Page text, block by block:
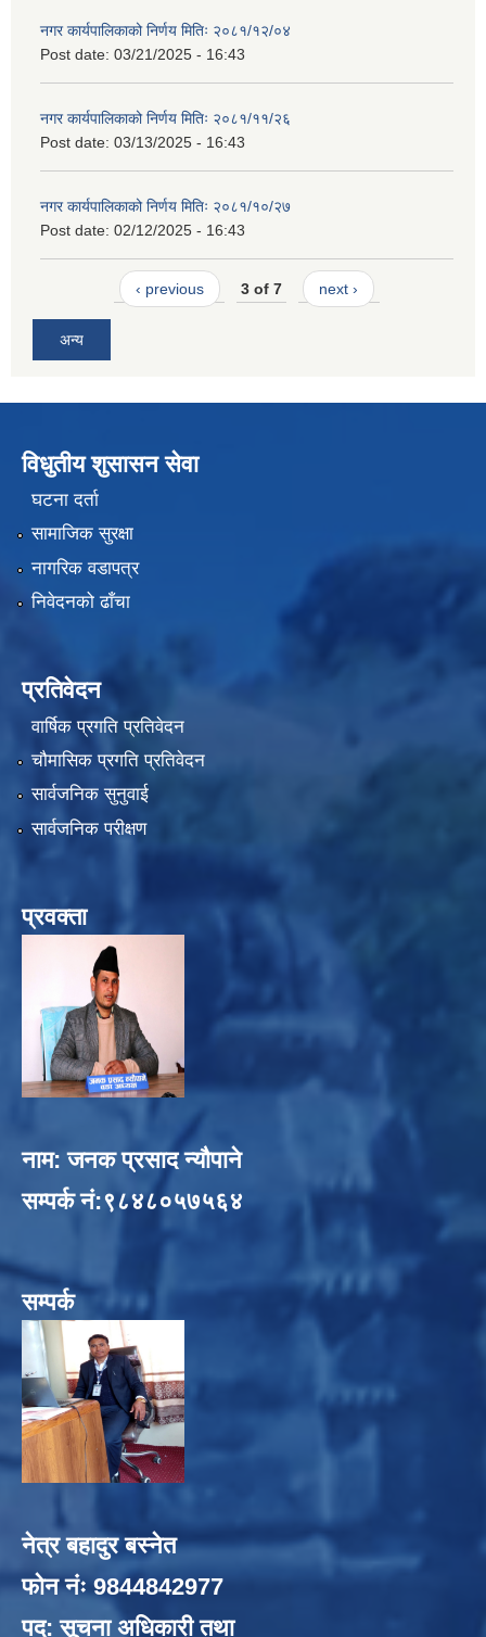
नगर कार्यपालिकाको निर्णय मितिः २०८१/१२/०४
Post date: 03/21/2025 - 16:43
नगर कार्यपालिकाको निर्णय मितिः २०८१/११/२६
Post date: 03/13/2025 - 16:43
नगर कार्यपालिकाको निर्णय मितिः २०८१/१०/२७
Post date: 02/12/2025 - 16:43
‹ previous 3 of 7 next ›
अन्य
विधुतीय शुसासन सेवा
घटना दर्ता
सामाजिक सुरक्षा
नागरिक वडापत्र
निवेदनको ढाँचा
प्रतिवेदन
वार्षिक प्रगति प्रतिवेदन
चौमासिक प्रगति प्रतिवेदन
सार्वजनिक सुनुवाई
सार्वजनिक परीक्षण
प्रवक्ता
नाम: जनक प्रसाद न्यौपाने
सम्पर्क नं:९८४८०५७५६४
सम्पर्क
नेत्र बहादुर बस्नेत
फोन नंः 9844842977
पद: सूचना अधिकारी तथा